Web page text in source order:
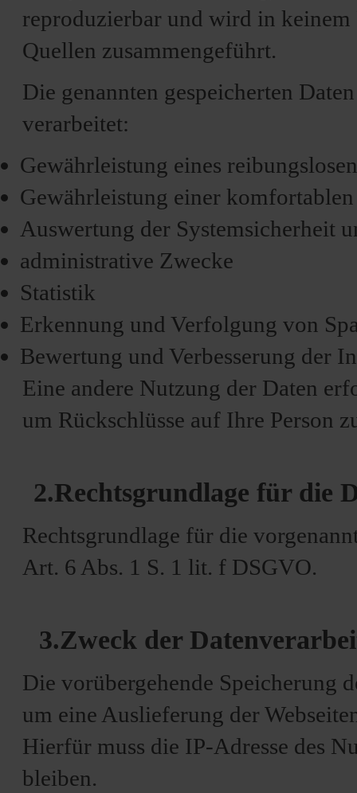
reproduzierbar und wird in keinem
Quellen zusammengeführt.
Die genannten gespeicherten
verarbeitet:
Gewährleistung eines
Gewährleistung einer
Auswertung der Systemsicherheit
administrative Zwecke
Statistik
Erkennung und Verfolgung von
Bewertung und Verbesserung der
Eine andere Nutzung der Daten
um Rückschlüsse auf Ihre Person
2.Rechtsgrundlage für die
Rechtsgrundlage für die
Art. 6 Abs. 1 S. 1 lit. f DSGVO.
3.Zweck der
Die vorübergehende Speicherung
um eine Auslieferung der
Hierfür muss die IP-Adresse des
bleiben.